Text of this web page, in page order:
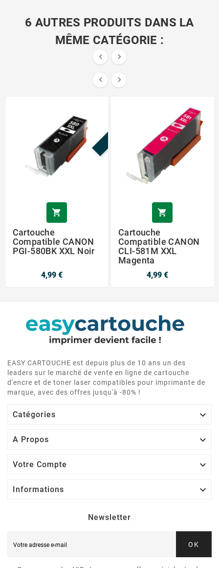
6 AUTRES PRODUITS DANS LA
MÊME CATÉGORIE :
 
 

Cartouche
Compatible CANON
PGI-580BK XXL Noir
4,99 €

Cartouche
Compatible CANON
CLI-581M XXL
Magenta
4,99 €
EASY CARTOUCHE est depuis plus de 10 ans un des
leaders sur le marché de vente en ligne de cartouche
d'encre et de toner laser compatibles pour imprimante de
marque, avec des offres jusqu'à -80% !
Catégories 
A Propos 
Votre Compte 
Informations 
Newsletter
OK